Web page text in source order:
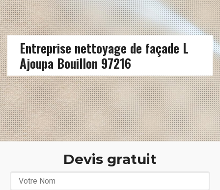
Entreprise nettoyage de façade L
Ajoupa Bouillon 97216
Devis gratuit